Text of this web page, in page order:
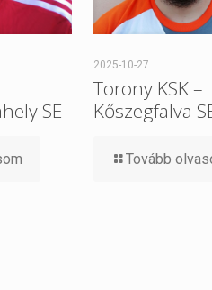
SE
2025-10-27
Torony KSK –
Kőszegfalva
Tovább